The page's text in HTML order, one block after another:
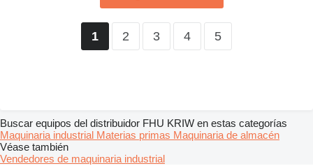
1 2 3 4 5
Buscar equipos del distribuidor FHU KRIW en estas categorías
Maquinaria industrial Materias primas Maquinaria de almacén
Véase también
Vendedores de maquinaria industrial